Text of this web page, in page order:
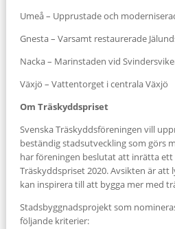
Umeå – Upprustade och
Gnesta – Varsamt restaurerade
Nacka – Marinstaden vid
Växjö – Vattentorget i centrala Växjö
Om Träskyddspriset
Svenska Träskyddsföreningen vill
beständig stadsutveckling som görs
har föreningen beslutat att inrätta
Träskyddspriset 2020. Avsikten är att
kan inspirera till att bygga mer med
Stadsbyggnadsprojekt som
följande kriterier: